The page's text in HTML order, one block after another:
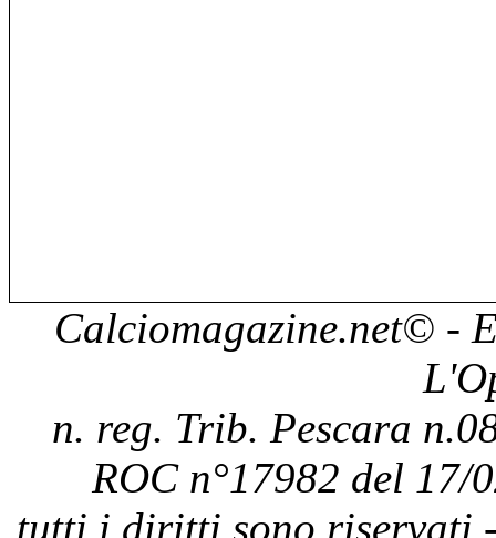
Calciomagazine.net© -
n. reg. Trib. Pescara
ROC n°17982 del 17/
tutti i diritti sono riservati